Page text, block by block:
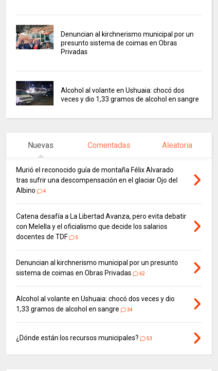
Denuncian al kirchnerismo municipal por un
presunto sistema de coimas en Obras
Privadas
Alcohol al volante en Ushuaia: chocó dos
veces y dio 1,33 gramos de alcohol en sangre
Nuevas Comentadas Aleatoria
Murió el reconocido guía de montaña Félix Alvarado
tras sufrir una descompensación en el glaciar Ojo del
Albino
4
Catena desafía a La Libertad Avanza, pero evita debatir
con Melella y el oficialismo que decide los salarios
docentes de TDF
5
Denuncian al kirchnerismo municipal por un presunto
sistema de coimas en Obras Privadas
62
Alcohol al volante en Ushuaia: chocó dos veces y dio
1,33 gramos de alcohol en sangre
34
¿Dónde están los recursos municipales? 53